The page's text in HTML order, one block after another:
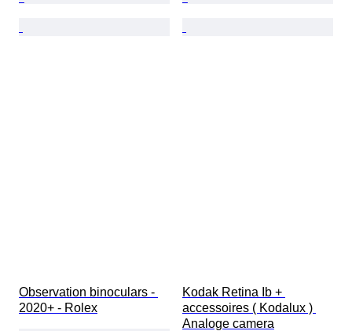
Observation binoculars -
2020+ - Rolex
Kodak Retina Ib +
accessoires ( Kodalux )
Analoge camera